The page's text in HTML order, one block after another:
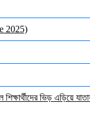
2025)
ভিড় এড়িয়ে